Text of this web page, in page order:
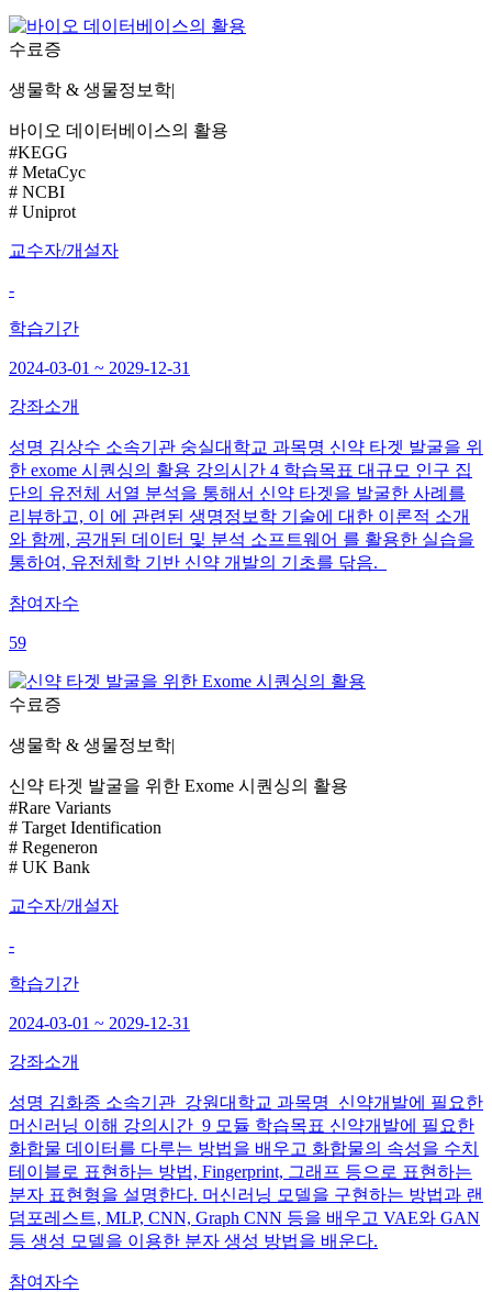
수료증
생물학 & 생물정보학|
바이오 데이터베이스의 활용
#KEGG
# MetaCyc
# NCBI
# Uniprot
교수자/개설자
-
학습기간
2024-03-01 ~ 2029-12-31
강좌소개
성명 김상수 소속기관 숭실대학교 과목명 신약 타겟 발굴을 위
한 exome 시퀀싱의 활용 강의시간 4 학습목표 대규모 인구 집
단의 유전체 서열 분석을 통해서 신약 타겟을 발굴한 사례를
리뷰하고, 이 에 관련된 생명정보학 기술에 대한 이론적 소개
와 함께, 공개된 데이터 및 분석 소프트웨어 를 활용한 실습을
통하여, 유전체학 기반 신약 개발의 기초를 닦음.
참여자수
59
수료증
생물학 & 생물정보학|
신약 타겟 발굴을 위한 Exome 시퀀싱의 활용
#Rare Variants
# Target Identification
# Regeneron
# UK Bank
교수자/개설자
-
학습기간
2024-03-01 ~ 2029-12-31
강좌소개
성명 김화종 소속기관 강원대학교 과목명 신약개발에 필요한
머신러닝 이해 강의시간 9 모듈 학습목표 신약개발에 필요한
화합물 데이터를 다루는 방법을 배우고 화합물의 속성을 수치
테이블로 표현하는 방법, Fingerprint, 그래프 등으로 표현하는
분자 표현형을 설명한다. 머신러닝 모델을 구현하는 방법과 랜
덤포레스트, MLP, CNN, Graph CNN 등을 배우고 VAE와 GAN
등 생성 모델을 이용한 분자 생성 방법을 배운다.
참여자수